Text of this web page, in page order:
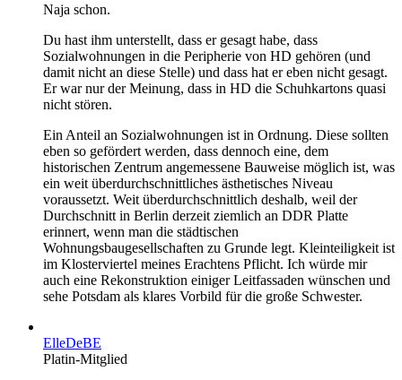
Naja schon.
Du hast ihm unterstellt, dass er gesagt habe, dass
Sozialwohnungen in die Peripherie von HD gehören (und
damit nicht an diese Stelle) und dass hat er eben nicht gesagt.
Er war nur der Meinung, dass in HD die Schuhkartons quasi
nicht stören.
Ein Anteil an Sozialwohnungen ist in Ordnung. Diese sollten
eben so gefördert werden, dass dennoch eine, dem
historischen Zentrum angemessene Bauweise möglich ist, was
ein weit überdurchschnittliches ästhetisches Niveau
voraussetzt. Weit überdurchschnittlich deshalb, weil der
Durchschnitt in Berlin derzeit ziemlich an DDR Platte
erinnert, wenn man die städtischen
Wohnungsbaugesellschaften zu Grunde legt. Kleinteiligkeit ist
im Klosterviertel meines Erachtens Pflicht. Ich würde mir
auch eine Rekonstruktion einiger Leitfassaden wünschen und
sehe Potsdam als klares Vorbild für die große Schwester.
ElleDeBE
Platin-Mitglied